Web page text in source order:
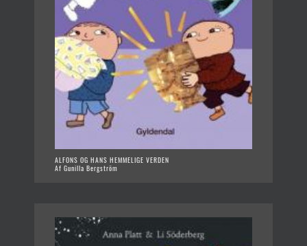
ALFONS OG HANS HEMMELIGE VERDEN
Af Gunilla Bergström